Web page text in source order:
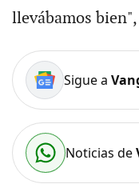
llevábamos
Sigue a
Noticias de